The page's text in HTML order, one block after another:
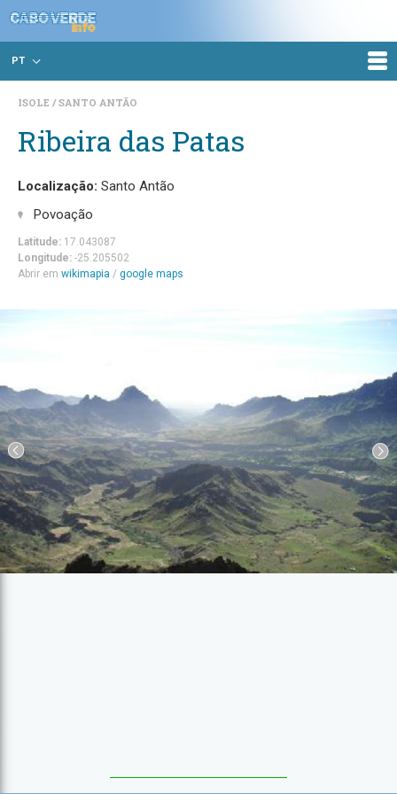
PT
ISOLE SANTO ANTÃO
Ribeira das Patas
Localização: Santo Antão
Povoação
Latitude: 17.043087
Longitude: -25.205502
Abrir em wikimapia / google maps